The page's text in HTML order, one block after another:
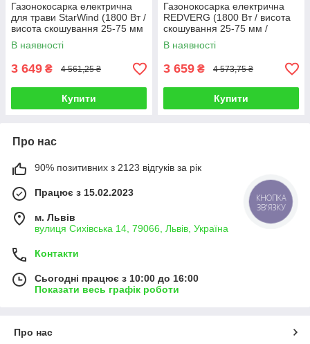
Газонокосарка електрична
для трави StarWind (1800 Вт /
висота скошування 25-75 мм
/ травозбірник 35л)
В наявності
3 649 ₴ 4 561,25 ₴
Купити
Газонокосарка електрична
REDVERG (1800 Вт / висота
скошування 25-75 мм /
травозбірник 35л)
В наявності
3 659 ₴ 4 573,75 ₴
Купити
Про нас
90% позитивних з 2123 відгуків за рік
Працює з 15.02.2023
м. Львів
вулиця Сихівська 14, 79066, Львів, Україна
Контакти
Сьогодні працює з 10:00 до 16:00
Показати весь графік роботи
Про нас
КНОПКА
ЗВ'ЯЗКУ